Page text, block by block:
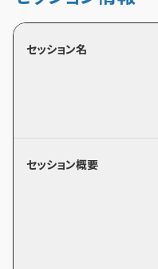
セッション名
セッション概要